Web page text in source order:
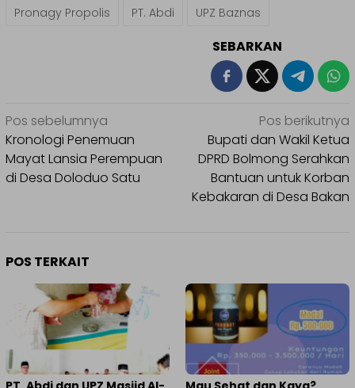
Pronagy Propolis PT. Abdi UPZ Baznas
SEBARKAN
Navigasi
pos
Pos sebelumnya
Kronologi Penemuan
Mayat Lansia Perempuan
di Desa Doloduo Satu
Pos berikutnya
Bupati dan Wakil Ketua
DPRD Bolmong Serahkan
Bantuan untuk Korban
Kebakaran di Desa Bakan
POS TERKAIT